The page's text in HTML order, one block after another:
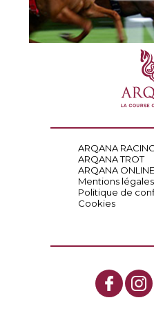
ARQANA
ARQANA TROT
ARQANA ONLINE
Mentions légales
Politique de
Cookies